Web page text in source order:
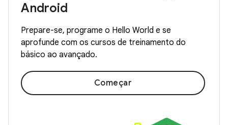
Android
Prepare-se, programe o Hello World e se
aprofunde com os cursos de treinamento do
básico ao avançado.
Começar